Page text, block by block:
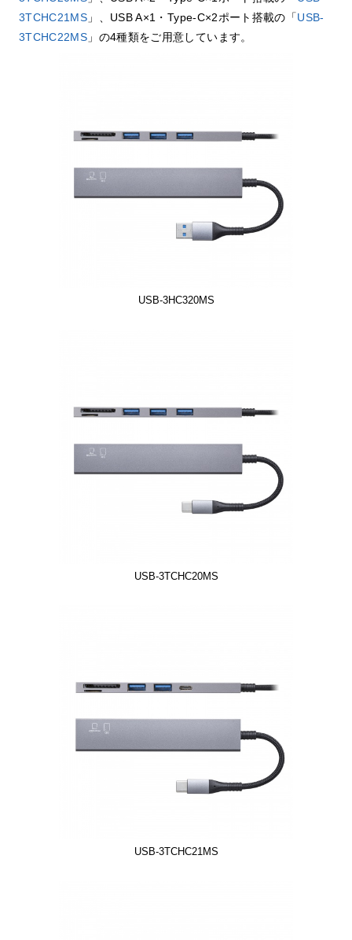
3TCHC21MS 」、USB A×1・Type-C×2ポート搭載の「USB-
3TCHC22MS 」の4種類をご用意しています。
USB-3HC320MS
USB-3TCHC20MS
USB-3TCHC21MS